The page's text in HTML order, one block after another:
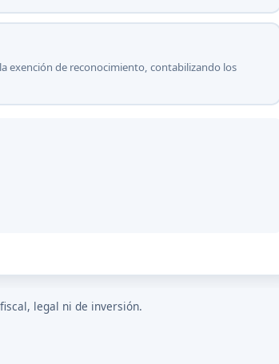
exención de reconocimiento, contabilizando los
legal ni de inversión.